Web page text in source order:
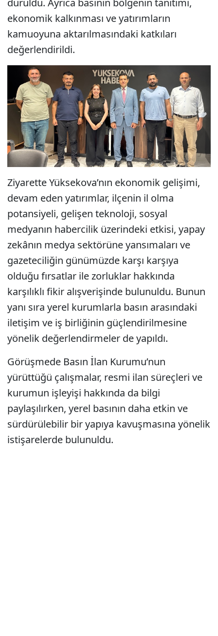
ekonomik kalkınması ve yatırımların
kamuoyuna aktarılmasındaki katkıları
değerlendirildi.
Ziyarette Yüksekova’nın ekonomik gelişimi,
devam eden yatırımlar, ilçenin il olma
potansiyeli, gelişen teknoloji, sosyal
medyanın habercilik üzerindeki etkisi, yapay
zekânın medya sektörüne yansımaları ve
gazeteciliğin günümüzde karşı karşıya
olduğu fırsatlar ile zorluklar hakkında
karşılıklı fikir alışverişinde bulunuldu. Bunun
yanı sıra yerel kurumlarla basın arasındaki
iletişim ve iş birliğinin güçlendirilmesine
yönelik değerlendirmeler de yapıldı.
Görüşmede Basın İlan Kurumu’nun
yürüttüğü çalışmalar, resmi ilan süreçleri ve
kurumun işleyişi hakkında da bilgi
paylaşılırken, yerel basının daha etkin ve
sürdürülebilir bir yapıya kavuşmasına yönelik
istişarelerde bulunuldu.